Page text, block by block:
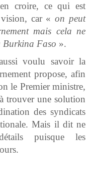
croire, ce qui est
vision, car «on peut
mais cela ne
Burkina Faso ».
voulu savoir la
propose, afin
le Premier ministre,
trouver une solution
des syndicats
Mais il dit ne
puisque les